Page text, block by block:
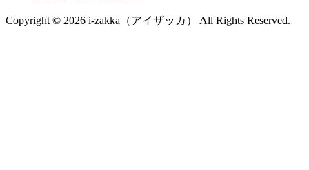
Copyright © 2026 i-zakka（アイザッカ） All Rights Reserved.